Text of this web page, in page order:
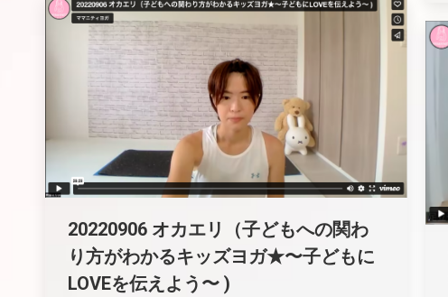
20220906 オカエリ（子どもへの関わ
り方がわかるキッズヨガ★〜子どもに
LOVEを伝えよう〜 )